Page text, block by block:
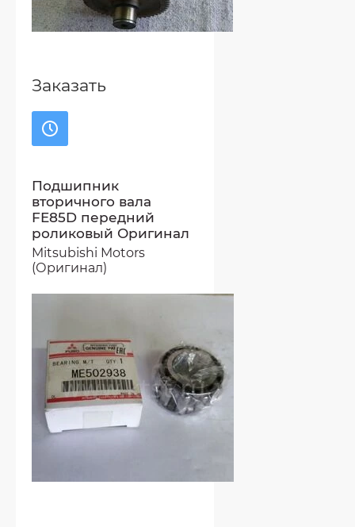
Заказать
Подшипник
вторичного вала
FE85D передний
роликовый Оригинал
Mitsubishi Motors
(Оригинал)